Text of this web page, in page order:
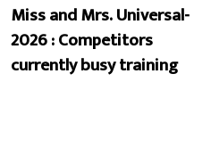
Miss and Mrs. Universal-
2026 : Competitors
currently busy training